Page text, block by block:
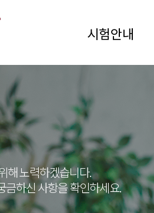
시험안내
해 노력하겠습니다.
금하신 사항을 확인하세요.